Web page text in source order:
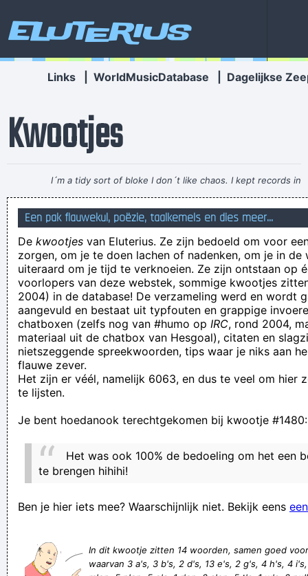
Eluterius
Links WorldMusicDatabase Dagelijkse
Kwootjes
I´m a tidy sort of bloke I don´t like chaos. I kept records in
the record rack, tea in the tea caddy, and pot in the pot box
~ George Harrison
moet me dringend laten onderdompelen in dingen die me uit
de put helpen
Ik gebruik maar wàt graag Hollandse uitdrukkingen
Op zoek naar een naald in de hooiberg denk ik. maar wie niet
waagt,niet wind .
ik denk dat het een planktrekker is en meer ga ik er niet meer
I really need to stop watching anything to do with flat
I can’t remember how many times I’ve heard this: "Star of Pulp
PS...If your mascara if over 3 months old, you might wanna
Franciscus van Assisen
steevast voor de zatte wijven
VAR , volgens anderlecht regels
Een pak flauwekul, poëzie, taalkemels en dies meer...
De kwootjes van Eluterius. Ze zijn bedoeld om voor
zorgen, om je te doen lachen of nadenken, om je in de
uiteraard om je tijd te verknoeien. Ze zijn ontstaan op
voorlopers van deze webstek, sommige kwootjes
2004) in de database! De verzameling werd en wordt
aangevuld en bestaat uit typfouten en grappige
chatboxen (zelfs nog van #humo op IRC, rond 2004,
materiaal uit de chatbox van Hesgoal), citaten en
nietszeggende spreekwoorden, tips waar je niks aan
flauwe zever.
Het zijn er véél, namelijk 6063, en dus te veel om hier
te lijsten.
Je bent hoedanook terechtgekomen bij kwootje #1480:
Het was ook 100% de bedoeling om het een
te brengen hihihi!
Ben je hier iets mee? Waarschijnlijk niet. Bekijk eens
In dit kwootje zitten 14 woorden, samen goed
waarvan 3 a's, 3 b's, 2 d's, 13 e's, 2 g's, 4 h's, 4